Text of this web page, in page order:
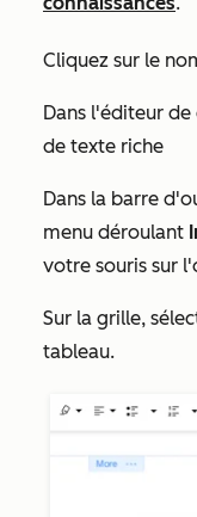
Cliquez sur le
Dans l'éditeur
de texte riche
Dans la barre
menu déroulant
votre souris sur
Sur la grille,
tableau.